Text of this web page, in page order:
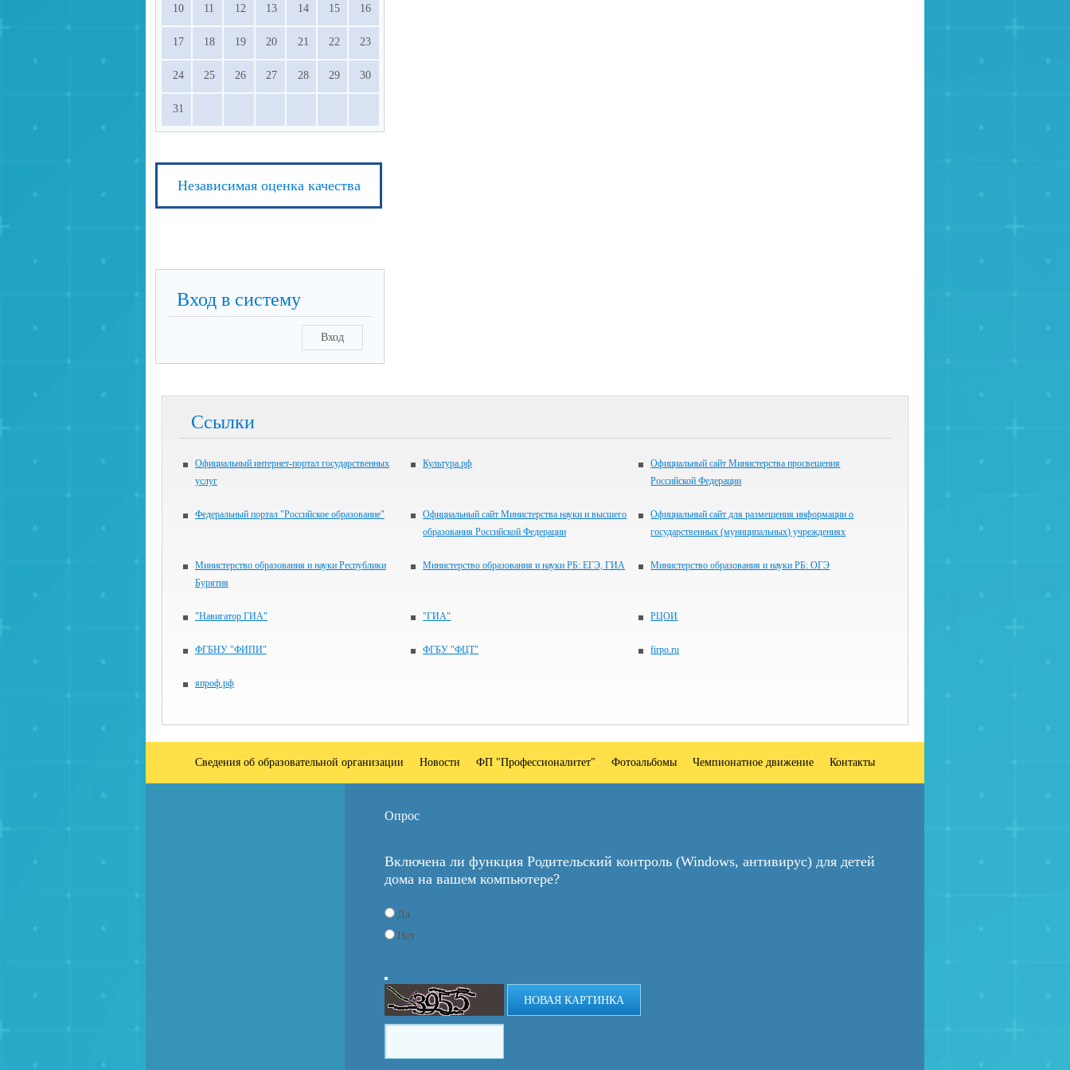
10 11 12 13 14 15 16
17 18 19 20 21 22 23
24 25 26 27 28 29 30
31
Независимая оценка качества
Вход в систему
Вход
Ссылки
Официальный интернет-портал государственных
услуг
Культура.рф
Официальный сайт Министерства просвещения
Российской Федерации
Федеральный портал "Российское образование"
Официальный сайт Министерства науки и высшего
образования Российской Федерации
Официальный сайт для размещения информации о
государственных (муниципальных) учреждениях
Министерство образования и науки Республики
Бурятия
Министерство образования и науки РБ: ЕГЭ, ГИА Министерство образования и науки РБ: ОГЭ
"Навигатор ГИА" "ГИА" РЦОИ
ФГБНУ "ФИПИ" ФГБУ "ФЦТ" firpo.ru
япроф.рф
Сведения об образовательной организации Новости ФП "Профессионалитет" Фотоальбомы Чемпионатное движение Контакты
Опрос
Включена ли функция Родительский контроль (Windows, антивирус) для детей
дома на вашем компьютере?
Да
Нет
НОВАЯ КАРТИНКА